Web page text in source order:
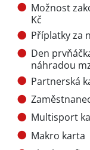
Možnost
Kč
Příplatky za
Den
náhradou
Partnerská
Multisport
Makro karta